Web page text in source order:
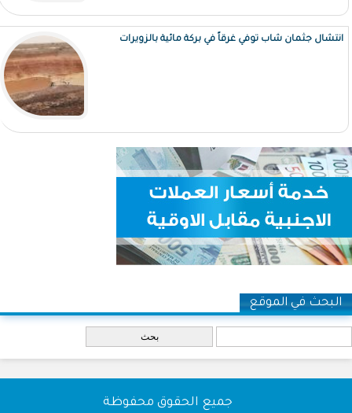
انتشال جثمان شاب توفي غرقاً في بركة مائية بالزويرات
البحث في الموقع
جميع الحقوق محفوظة